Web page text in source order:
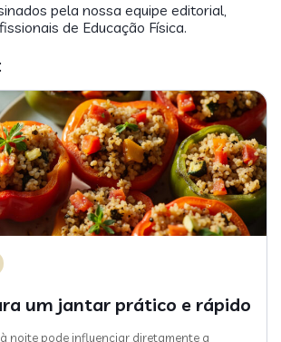
pela nossa equipe editorial,
de Educação Física.
um jantar prático e rápido
noite pode influenciar diretamente a